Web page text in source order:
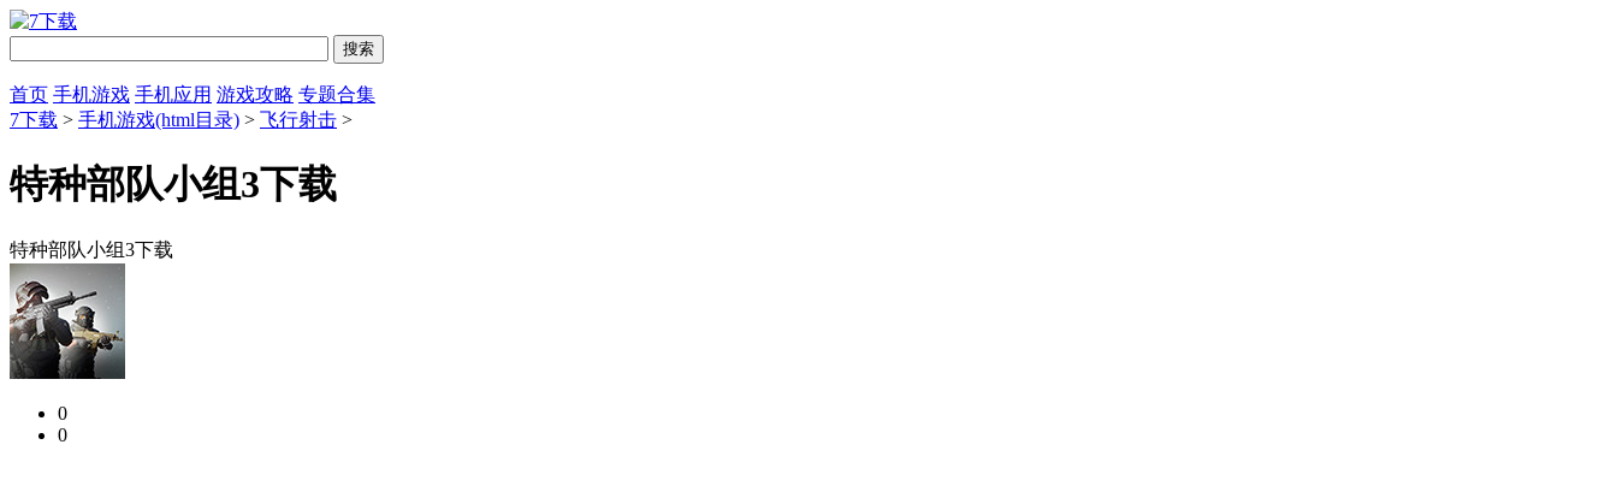
首页 手机游戏 手机应用 游戏攻略 专题合集
7下载 > 手机游戏(html目录) > 飞行射击 >
特种部队小组3下载
特种部队小组3下载
0
0